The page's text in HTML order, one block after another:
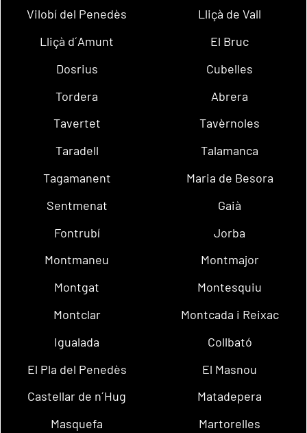
Vilobí del Penedès
Lliçà de Vall
Lliçà d´Amunt
El Bruc
Dosrius
Cubelles
Tordera
Abrera
Tavertet
Tavèrnoles
Taradell
Talamanca
Tagamanent
Maria de Besora
Sentmenat
Gaià
Fontrubí
Jorba
Montmaneu
Montmajor
Montgat
Montesquiu
Montclar
Montcada i Reixac
Igualada
Collbató
El Pla del Penedès
El Masnou
Castellar de n´Hug
Matadepera
Masquefa
Martorelles